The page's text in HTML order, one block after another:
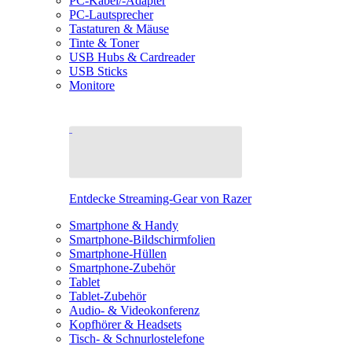
PC-Lautsprecher
Tastaturen & Mäuse
Tinte & Toner
USB Hubs & Cardreader
USB Sticks
Monitore
Entdecke Streaming-Gear von Razer
Smartphone & Handy
Smartphone-Bildschirmfolien
Smartphone-Hüllen
Smartphone-Zubehör
Tablet
Tablet-Zubehör
Audio- & Videokonferenz
Kopfhörer & Headsets
Tisch- & Schnurlostelefone